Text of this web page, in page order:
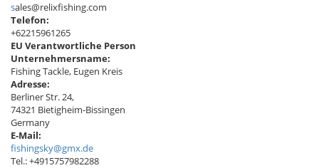
sales@relixfishing.com
Telefon:
+62215961265
EU Verantwortliche Person
Unternehmersname:
Fishing Tackle, Eugen Kreis
Adresse:
Berliner Str. 24,
74321 Bietigheim-Bissingen
Germany
E-Mail:
fishingsky@gmx.de
Tel.: +4915757982288